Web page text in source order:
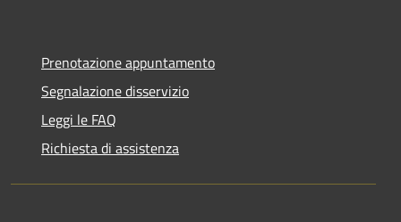
Prenotazione appuntamento
Segnalazione disservizio
Leggi le FAQ
Richiesta di assistenza